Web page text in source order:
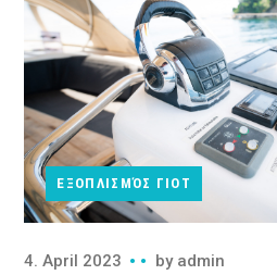
ΕΞΟΠΛΙΣΜΌΣ ΓΙΟΤ
4. April 2023 by admin